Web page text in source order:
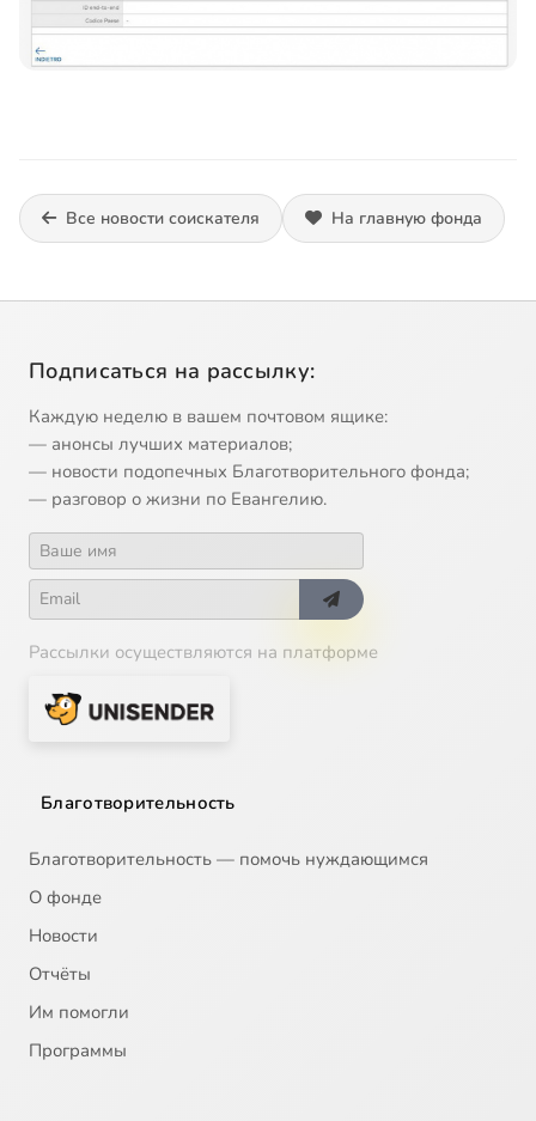
Все новости соискателя На главную фонда
Подписаться на рассылку:
Каждую неделю в вашем почтовом ящике:
— анонсы лучших материалов;
— новости подопечных Благотворительного фонда;
— разговор о жизни по Евангелию.
Рассылки осуществляются на платформе
Благотворительность
Благотворительность — помочь нуждающимся
О фонде
Новости
Отчёты
Им помогли
Программы